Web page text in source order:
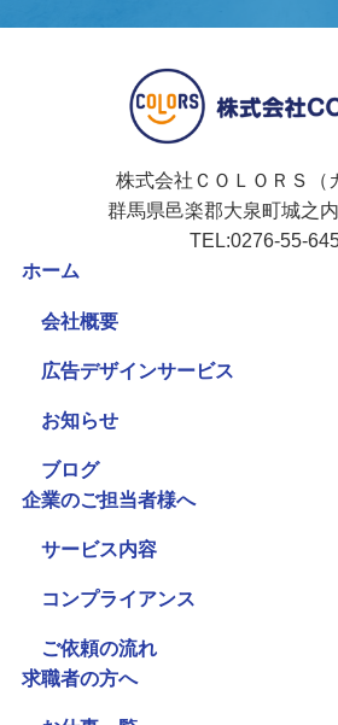
株式会社ＣＯＬＯＲＳ（
群馬県邑楽郡大泉町城之
TEL:0276-55-
ホーム
会社概要
広告デザインサービス
お知らせ
ブログ
企業のご担当者様へ
サービス内容
コンプライアンス
ご依頼の流れ
求職者の方へ